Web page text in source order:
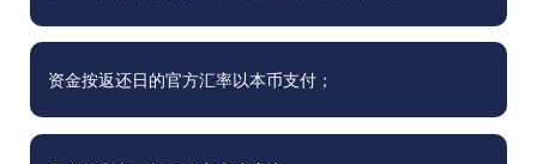
资金按返还日的官方汇率以本币支付；